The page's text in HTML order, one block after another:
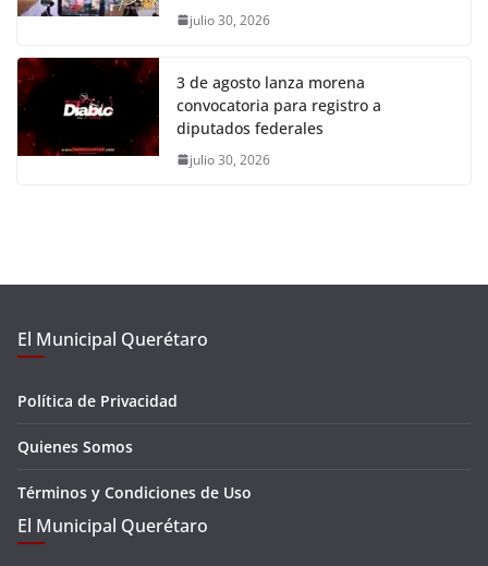
julio 30, 2026
3 de agosto lanza morena
convocatoria para registro a
diputados federales
julio 30, 2026
El Municipal Querétaro
Política de Privacidad
Quienes Somos
Términos y Condiciones de Uso
El Municipal Querétaro